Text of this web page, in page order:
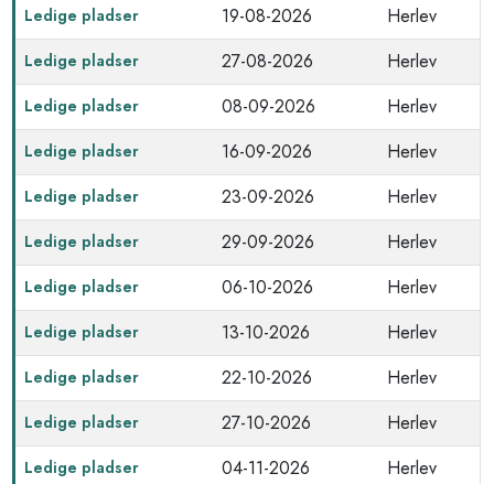
Ledige pladser 19-08-2026 Herlev
Ledige pladser 27-08-2026 Herlev
Ledige pladser 08-09-2026 Herlev
Ledige pladser 16-09-2026 Herlev
Ledige pladser 23-09-2026 Herlev
Ledige pladser 29-09-2026 Herlev
Ledige pladser 06-10-2026 Herlev
Ledige pladser 13-10-2026 Herlev
Ledige pladser 22-10-2026 Herlev
Ledige pladser 27-10-2026 Herlev
Ledige pladser 04-11-2026 Herlev